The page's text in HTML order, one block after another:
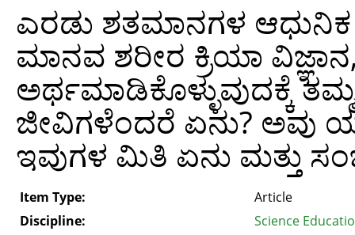
ಎರಡು ಶತಮಾನಗಳ ಆಧುನಿಕ
ಮಾನವ ಶರೀರ ಕ್ರಿಯಾ
ಅರ್ಥಮಾಡಿಕೊಳ್ಳುವುದಕ್ಕೆ
ಜೀವಿಗಳೆಂದರೆ ಏನು? ಅವು
ಇವುಗಳ ಮಿತಿ ಏನು ಮತ್ತು
Item Type:
Article
Discipline:
Science